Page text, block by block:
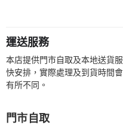
運送服務
本店提供門市自取及本地送貨
快安排，實際處理及到貨時間
有所不同。
門市自取